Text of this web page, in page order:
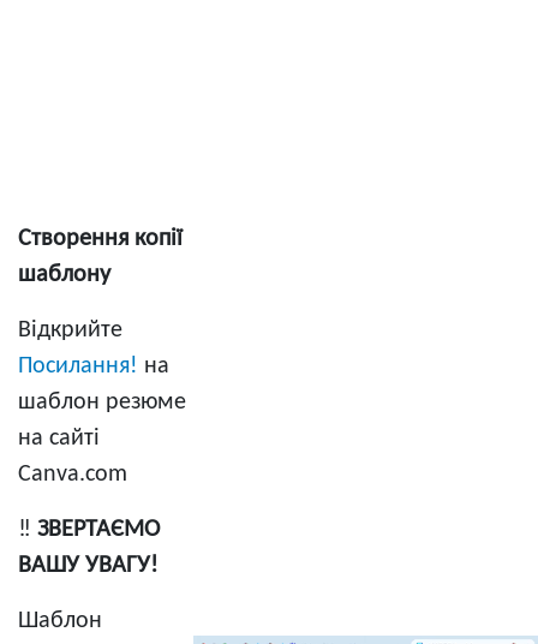
Створення копії
шаблону
Відкрийте
Посилання! на
шаблон резюме
на сайті
Сanva.com
‼️ ЗВЕРТАЄМО
ВАШУ УВАГУ!
Шаблон